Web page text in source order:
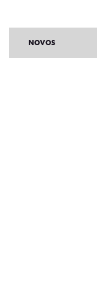
NOVOS